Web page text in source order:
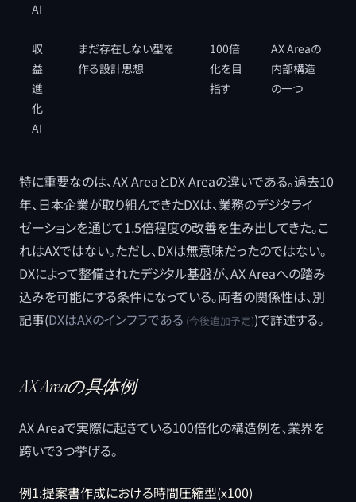
AI
収
益
進
化
AI
まだ存在しない型を
作る設計思想
100倍
化を目
指す
AX Areaの
内部構造
の一つ
特に重要なのは、AX AreaとDX Areaの違いである。過去10
年、日本企業が取り組んできたDXは、業務のデジタライ
ゼーションを通じて1.5倍程度の改善を生み出してきた。こ
れはAXではない。ただし、DXは無意味だったのではない。
DXによって整備されたデジタル基盤が、AX Areaへの踏み
込みを可能にする条件になっている。両者の関係性は、別
記事(DXはAXのインフラである )で詳述する。
AX Areaの具体例
AX Areaで実際に起きている100倍化の構造例を、業界を
跨いで3つ挙げる。
例1:提案書作成における時間圧縮型(x100)